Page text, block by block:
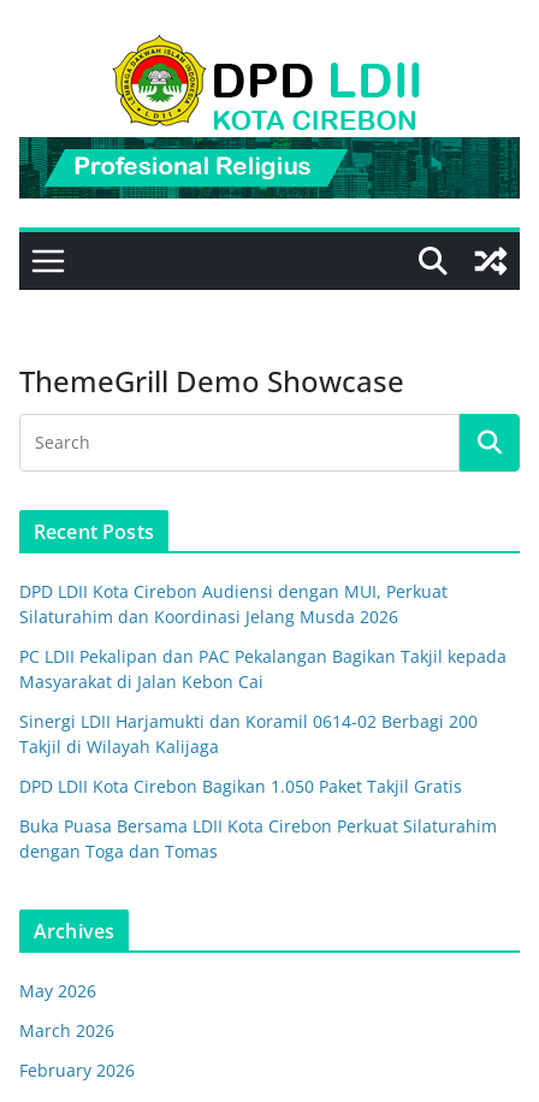
ThemeGrill Demo Showcase
Recent Posts
DPD LDII Kota Cirebon Audiensi dengan MUI, Perkuat
Silaturahim dan Koordinasi Jelang Musda 2026
PC LDII Pekalipan dan PAC Pekalangan Bagikan Takjil kepada
Masyarakat di Jalan Kebon Cai
Sinergi LDII Harjamukti dan Koramil 0614-02 Berbagi 200
Takjil di Wilayah Kalijaga
DPD LDII Kota Cirebon Bagikan 1.050 Paket Takjil Gratis
Buka Puasa Bersama LDII Kota Cirebon Perkuat Silaturahim
dengan Toga dan Tomas
Archives
May 2026
March 2026
February 2026